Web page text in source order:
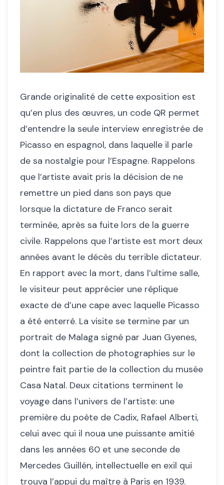
Grande originalité de cette exposition est
qu’en plus des œuvres, un code QR permet
d’entendre la seule interview enregistrée de
Picasso en espagnol, dans laquelle il parle
de sa nostalgie pour l’Espagne. Rappelons
que l’artiste avait pris la décision de ne
remettre un pied dans son pays que
lorsque la dictature de Franco serait
terminée, après sa fuite lors de la guerre
civile. Rappelons que l’artiste est mort deux
années avant le décès du terrible dictateur.
En rapport avec la mort, dans l’ultime salle,
le visiteur peut apprécier une réplique
exacte de d’une cape avec laquelle Picasso
a été enterré. La visite se termine par un
portrait de Malaga signé par Juan Gyenes,
dont la collection de photographies sur le
peintre fait partie de la collection du musée
Casa Natal. Deux citations terminent le
voyage dans l’univers de l’artiste: une
première du poète de Cadix, Rafael Alberti,
celui avec qui il noua une puissante amitié
dans les années 60 et une seconde de
Mercedes Guillén, intellectuelle en exil qui
trouva l’appui du maître à Paris en 1939.